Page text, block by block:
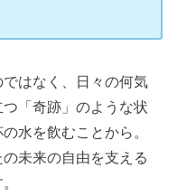
はなく、日々の何気
「奇跡」のような状
水を飲むことから。
未来の自由を支える